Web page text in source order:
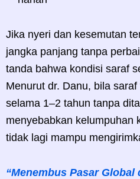
Jika nyeri dan kesemutan
jangka panjang tanpa
tanda bahwa kondisi saraf
Menurut dr. Danu, bila
selama 1–2 tahun tanpa
menyebabkan kelumpuhan
tidak lagi mampu
“Menembus Pasar Global